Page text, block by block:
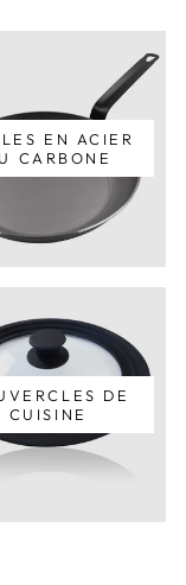
EN ACIER
CARBONE
DE
CUISINE